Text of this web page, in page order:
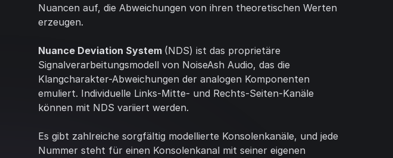
Nuancen auf, die Abweichungen von ihren theoretischen Werten
erzeugen.
Nuance Deviation System (NDS) ist das proprietäre
Signalverarbeitungsmodell von NoiseAsh Audio, das die
Klangcharakter-Abweichungen der analogen Komponenten
emuliert. Individuelle Links-Mitte- und Rechts-Seiten-Kanäle
können mit NDS variiert werden.
Es gibt zahlreiche sorgfältig modellierte Konsolenkanäle, und jede
Nummer steht für einen Konsolenkanal mit seiner eigenen